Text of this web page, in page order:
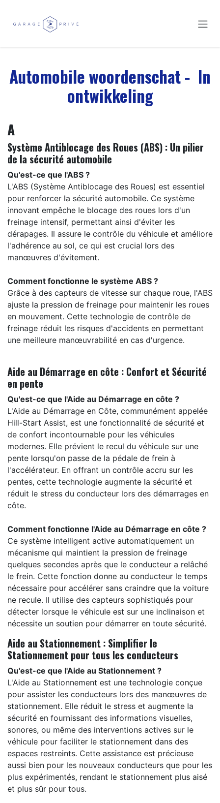
Automobile woordenschat - In
ontwikkeling
A
Système Antiblocage des Roues (ABS) : Un pilier
de la sécurité automobile
Qu'est-ce que l'ABS ?
L'ABS (Système Antiblocage des Roues) est essentiel
pour renforcer la sécurité automobile. Ce système
innovant empêche le blocage des roues lors d'un
freinage intensif, permettant ainsi d'éviter les
dérapages. Il assure le contrôle du véhicule et améliore
l'adhérence au sol, ce qui est crucial lors des
manœuvres d'évitement.
Comment fonctionne le système ABS ?
Grâce à des capteurs de vitesse sur chaque roue, l'ABS
ajuste la pression de freinage pour maintenir les roues
en mouvement. Cette technologie de contrôle de
freinage réduit les risques d'accidents en permettant
une meilleure manœuvrabilité en cas d'urgence.
Aide au Démarrage en côte : Confort et Sécurité
en pente
Qu'est-ce que l'Aide au Démarrage en côte ?
L'Aide au Démarrage en Côte, communément appelée
Hill-Start Assist, est une fonctionnalité de sécurité et
de confort incontournable pour les véhicules
modernes. Elle prévient le recul du véhicule sur une
pente lorsqu'on passe de la pédale de frein à
l'accélérateur. En offrant un contrôle accru sur les
pentes, cette technologie augmente la sécurité et
réduit le stress du conducteur lors des démarrages en
côte.
Comment fonctionne l'Aide au Démarrage en côte ?
Ce système intelligent active automatiquement un
mécanisme qui maintient la pression de freinage
quelques secondes après que le conducteur a relâché
le frein. Cette fonction donne au conducteur le temps
nécessaire pour accélérer sans craindre que la voiture
ne recule. Il utilise des capteurs sophistiqués pour
détecter lorsque le véhicule est sur une inclinaison et
nécessite un soutien pour démarrer en toute sécurité.
Aide au Stationnement : Simplifier le
Stationnement pour tous les conducteurs
Qu'est-ce que l'Aide au Stationnement ?
L'Aide au Stationnement est une technologie conçue
pour assister les conducteurs lors des manœuvres de
stationnement. Elle réduit le stress et augmente la
sécurité en fournissant des informations visuelles,
sonores, ou même des interventions actives sur le
véhicule pour faciliter le stationnement dans des
espaces restreints. Cette assistance est précieuse
aussi bien pour les nouveaux conducteurs que pour les
plus expérimentés, rendant le stationnement plus aisé
et plus sûr pour tous.